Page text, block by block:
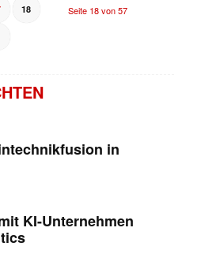
Seite 18 von 57
18
in
KI-Unternehmen